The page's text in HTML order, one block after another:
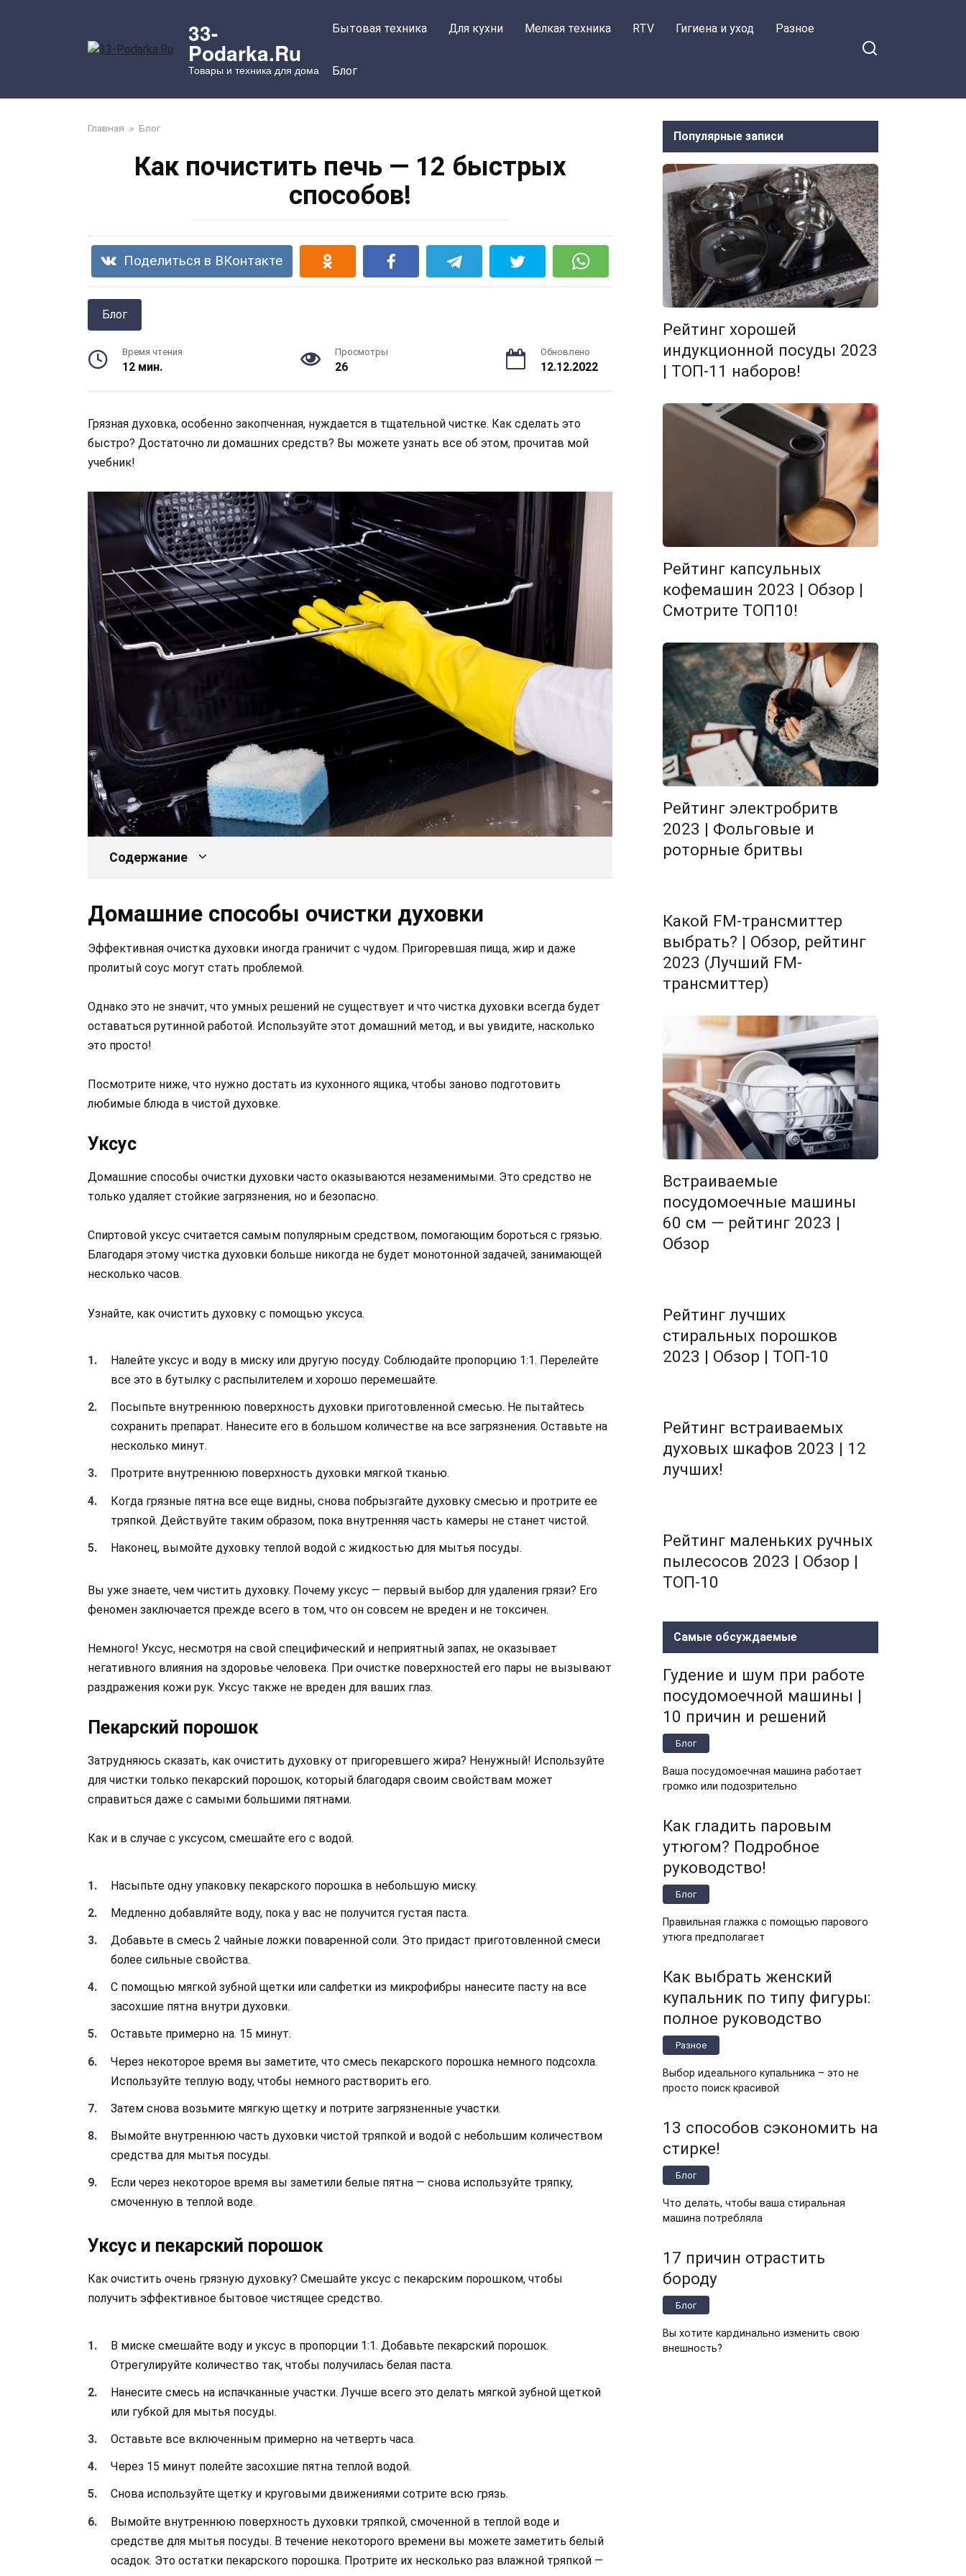
33-
Podarka.Ru
Товары и техника для дома
Бытовая техника Для кухни Мелкая техника RTV Гигиена и уход Разное
Блог
Главная » Блог
Как почистить печь — 12 быстрых
способов!
Поделиться в ВКонтакте
Блог
Время чтения
12 мин.
Просмотры
26
Обновлено
12.12.2022
Грязная духовка, особенно закопченная, нуждается в тщательной чистке. Как сделать это
быстро? Достаточно ли домашних средств? Вы можете узнать все об этом, прочитав мой
учебник!
Содержание
Домашние способы очистки духовки
Эффективная очистка духовки иногда граничит с чудом. Пригоревшая пища, жир и даже
пролитый соус могут стать проблемой.
Однако это не значит, что умных решений не существует и что чистка духовки всегда будет
оставаться рутинной работой. Используйте этот домашний метод, и вы увидите, насколько
это просто!
Посмотрите ниже, что нужно достать из кухонного ящика, чтобы заново подготовить
любимые блюда в чистой духовке.
Уксус
Домашние способы очистки духовки часто оказываются незаменимыми. Это средство не
только удаляет стойкие загрязнения, но и безопасно.
Спиртовой уксус считается самым популярным средством, помогающим бороться с грязью.
Благодаря этому чистка духовки больше никогда не будет монотонной задачей, занимающей
несколько часов.
Узнайте, как очистить духовку с помощью уксуса.
Налейте уксус и воду в миску или другую посуду. Соблюдайте пропорцию 1:1. Перелейте
все это в бутылку с распылителем и хорошо перемешайте.
Посыпьте внутреннюю поверхность духовки приготовленной смесью. Не пытайтесь
сохранить препарат. Нанесите его в большом количестве на все загрязнения. Оставьте на
несколько минут.
Протрите внутреннюю поверхность духовки мягкой тканью.
Когда грязные пятна все еще видны, снова побрызгайте духовку смесью и протрите ее
тряпкой. Действуйте таким образом, пока внутренняя часть камеры не станет чистой.
Наконец, вымойте духовку теплой водой с жидкостью для мытья посуды.
Вы уже знаете, чем чистить духовку. Почему уксус — первый выбор для удаления грязи? Его
феномен заключается прежде всего в том, что он совсем не вреден и не токсичен.
Немного! Уксус, несмотря на свой специфический и неприятный запах, не оказывает
негативного влияния на здоровье человека. При очистке поверхностей его пары не вызывают
раздражения кожи рук. Уксус также не вреден для ваших глаз.
Пекарский порошок
Затрудняюсь сказать, как очистить духовку от пригоревшего жира? Ненужный! Используйте
для чистки только пекарский порошок, который благодаря своим свойствам может
справиться даже с самыми большими пятнами.
Как и в случае с уксусом, смешайте его с водой.
Насыпьте одну упаковку пекарского порошка в небольшую миску.
Медленно добавляйте воду, пока у вас не получится густая паста.
Добавьте в смесь 2 чайные ложки поваренной соли. Это придаст приготовленной смеси
более сильные свойства.
С помощью мягкой зубной щетки или салфетки из микрофибры нанесите пасту на все
засохшие пятна внутри духовки.
Оставьте примерно на. 15 минут.
Через некоторое время вы заметите, что смесь пекарского порошка немного подсохла.
Используйте теплую воду, чтобы немного растворить его.
Затем снова возьмите мягкую щетку и потрите загрязненные участки.
Вымойте внутреннюю часть духовки чистой тряпкой и водой с небольшим количеством
средства для мытья посуды.
Если через некоторое время вы заметили белые пятна — снова используйте тряпку,
смоченную в теплой воде.
Уксус и пекарский порошок
Как очистить очень грязную духовку? Смешайте уксус с пекарским порошком, чтобы
получить эффективное бытовое чистящее средство.
В миске смешайте воду и уксус в пропорции 1:1. Добавьте пекарский порошок.
Отрегулируйте количество так, чтобы получилась белая паста.
Нанесите смесь на испачканные участки. Лучше всего это делать мягкой зубной щеткой
или губкой для мытья посуды.
Оставьте все включенным примерно на четверть часа.
Через 15 минут полейте засохшие пятна теплой водой.
Снова используйте щетку и круговыми движениями сотрите всю грязь.
Вымойте внутреннюю поверхность духовки тряпкой, смоченной в теплой воде и
средстве для мытья посуды. В течение некоторого времени вы можете заметить белый
осадок. Это остатки пекарского порошка. Протрите их несколько раз влажной тряпкой —
Популярные записи
Рейтинг хорошей
индукционной посуды 2023
| ТОП-11 наборов!
Рейтинг капсульных
кофемашин 2023 | Обзор |
Смотрите ТОП10!
Рейтинг электробритв
2023 | Фольговые и
роторные бритвы
Какой FM-трансмиттер
выбрать? | Обзор, рейтинг
2023 (Лучший FM-
трансмиттер)
Встраиваемые
посудомоечные машины
60 см — рейтинг 2023 |
Обзор
Рейтинг лучших
стиральных порошков
2023 | Обзор | ТОП-10
Рейтинг встраиваемых
духовых шкафов 2023 | 12
лучших!
Рейтинг маленьких ручных
пылесосов 2023 | Обзор |
ТОП-10
Самые обсуждаемые
Гудение и шум при работе
посудомоечной машины |
10 причин и решений
Блог
Ваша посудомоечная машина работает
громко или подозрительно
Как гладить паровым
утюгом? Подробное
руководство!
Блог
Правильная глажка с помощью парового
утюга предполагает
Как выбрать женский
купальник по типу фигуры:
полное руководство
Разное
Выбор идеального купальника – это не
просто поиск красивой
13 способов сэкономить на
стирке!
Блог
Что делать, чтобы ваша стиральная
машина потребляла
17 причин отрастить
бороду
Блог
Вы хотите кардинально изменить свою
внешность?